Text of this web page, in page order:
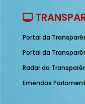
Portal da
Portal da
Radar da
Emendas